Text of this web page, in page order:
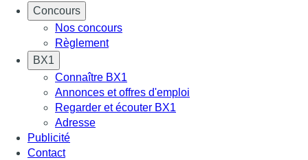
Concours
Nos concours
Règlement
BX1
Connaître BX1
Annonces et offres d'emploi
Regarder et écouter BX1
Adresse
Publicité
Contact